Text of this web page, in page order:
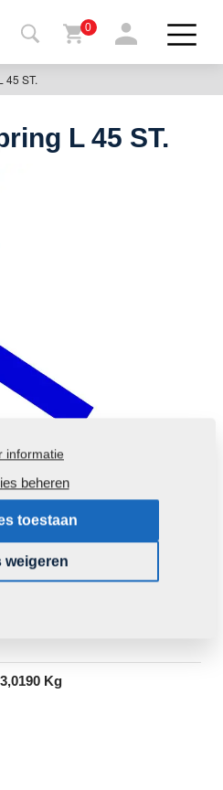
0
45 ST.
L 45 ST.
machines gebruikt
3,0190 Kg
informatie
beheren
toestaan
weigeren